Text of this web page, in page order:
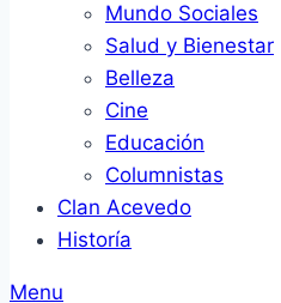
Mundo Sociales
Salud y Bienestar
Belleza
Cine
Educación
Columnistas
Clan Acevedo
Historía
Menu